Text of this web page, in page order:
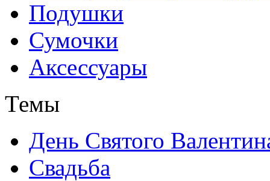
Подушки
Сумочки
Аксессуары
Темы
День Святого
Свадьба